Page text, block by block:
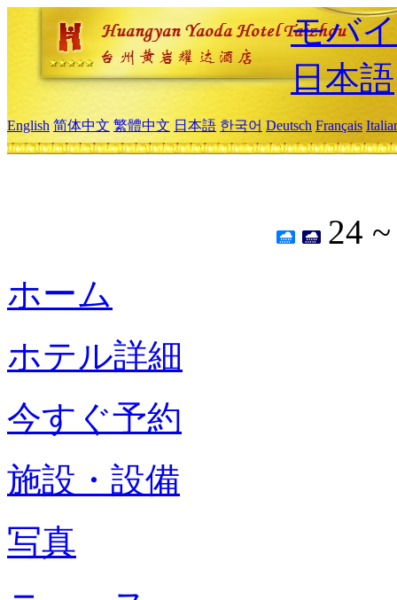
モバ
日本語
English 简体中文 繁體中文 日本語 한국어 Deutsch Français
24
ホーム
ホテル詳細
今すぐ予約
施設・設備
写真